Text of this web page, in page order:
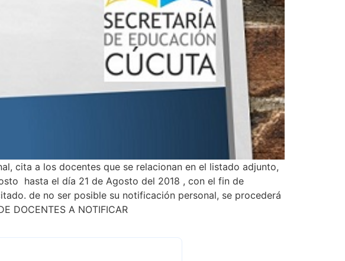
cita a los docentes que se relacionan en el listado adjunto,
hasta el día 21 de Agosto del 2018 , con el fin de
de no ser posible su notificación personal, se procederá
DOCENTES A NOTIFICAR